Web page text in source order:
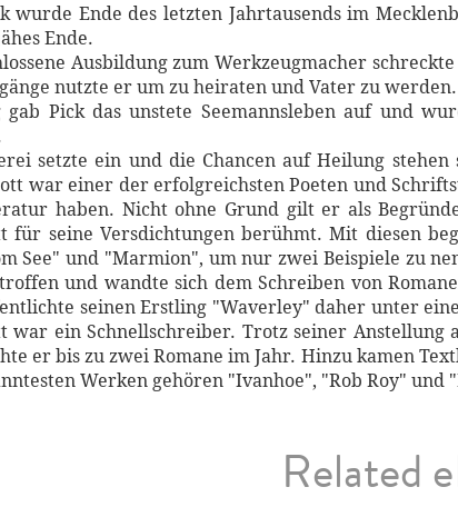
wurde Ende des letzten Jahrtausends im
Ende.
Ausbildung zum Werkzeugmacher
nutzte er um zu heiraten und Vater zu werden.
gab Pick das unstete Seemannsleben auf und
setzte ein und die Chancen auf Heilung
war einer der erfolgreichsten Poeten und
haben. Nicht ohne Grund gilt er als
für seine Versdichtungen berühmt. Mit diesen
See" und "Marmion", um nur zwei Beispiele zu
und wandte sich dem Schreiben von
seinen Erstling "Waverley" daher unter
war ein Schnellschreiber. Trotz seiner Anstellung
er bis zu zwei Romane im Jahr. Hinzu kamen
Werken gehören "Ivanhoe", "Rob Roy" und
Related